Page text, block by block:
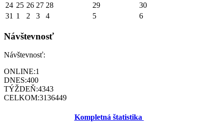
24 25 26 27 28 29
30
31 1 2 3 4 5 6
Návštevnosť
Návštevnosť:
ONLINE:1
DNES:400
TÝŽDEŇ:4343
CELKOM:3136449
Kompletná štatistika